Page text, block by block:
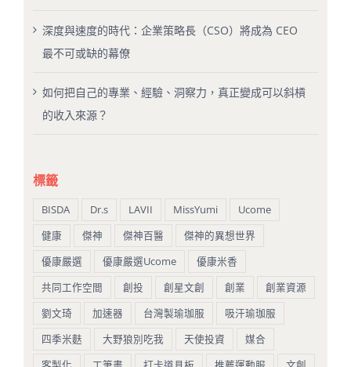
深度與速度的時代：企業策略長（CSO）將成為 CEO
最不可或缺的幕僚
如何把自己的專業、經驗、洞察力，真正變成可以斜槓
的收入來源？
標籤
BISDA Dr.s LAVII MissYumi
Ucome
健康
傑神 傑神百醫
傑神的異想世界
優康嚴選
優康嚴選Ucome
優康米香
共同工作空間
創投 創星文創 創業
創業資源
劉文琦
加速器 台灣製瑜珈服
吸汗瑜珈服
四季米麩
大野狼別吃我 天使投資
媒合